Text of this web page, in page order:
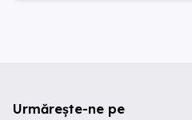
Urmărește-ne pe